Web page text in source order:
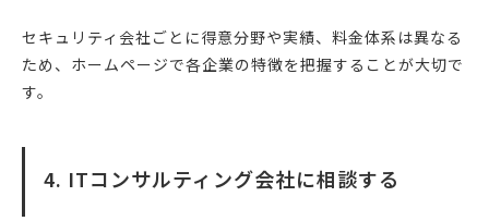
セキュリティ会社ごとに得意分野や実績、料金体系は異なる
ため、ホームページで各企業の特徴を把握することが大切で
す。
4. ITコンサルティング会社に相談する